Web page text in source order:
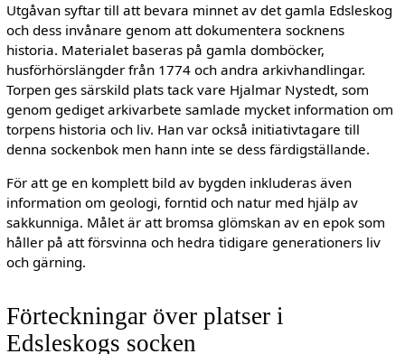
Utgåvan syftar till att bevara minnet av det gamla Edsleskog
och dess invånare genom att dokumentera socknens
historia. Materialet baseras på gamla domböcker,
husförhörslängder från 1774 och andra arkivhandlingar.
Torpen ges särskild plats tack vare Hjalmar Nystedt, som
genom gediget arkivarbete samlade mycket information om
torpens historia och liv. Han var också initiativtagare till
denna sockenbok men hann inte se dess färdigställande.
För att ge en komplett bild av bygden inkluderas även
information om geologi, forntid och natur med hjälp av
sakkunniga. Målet är att bromsa glömskan av en epok som
håller på att försvinna och hedra tidigare generationers liv
och gärning.
Förteckningar över platser i
Edsleskogs socken